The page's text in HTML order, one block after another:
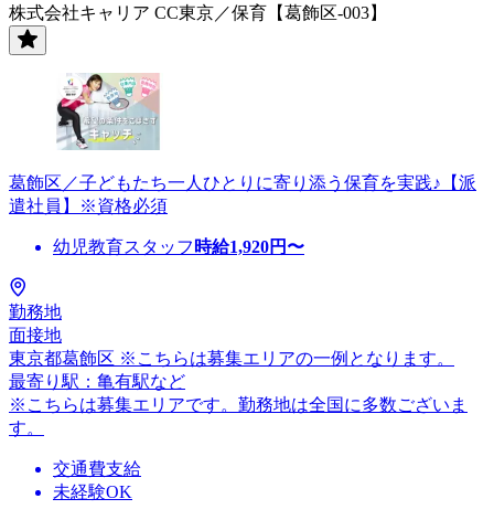
株式会社キャリア CC東京／保育【葛飾区-003】
葛飾区／子どもたち一人ひとりに寄り添う保育を実践♪【派
遣社員】※資格必須
幼児教育スタッフ 時給1,920円〜
勤務地
面接地
東京都葛飾区 ※こちらは募集エリアの一例となります。
最寄り駅：亀有駅など
※こちらは募集エリアです。勤務地は全国に多数ございま
す。
交通費支給
未経験OK